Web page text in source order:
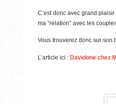
C’est donc avec grand
ma “relation” avec les
Vous trouverez donc sur son
L’article ici : Davidone chez